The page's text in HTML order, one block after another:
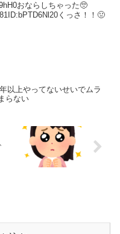
おならしちゃった🥺
くっさ！！🤢
以上やってないせいでムラ
らない